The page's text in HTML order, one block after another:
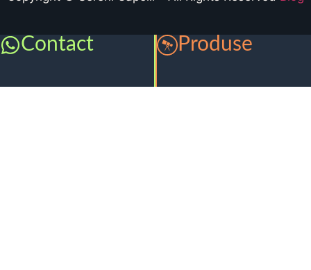
Contact Produse